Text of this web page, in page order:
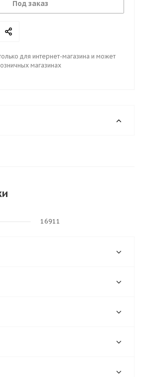
Под заказ
для интернет-магазина и может
магазинах
16911